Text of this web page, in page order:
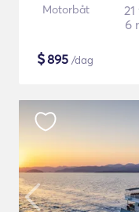
Motorbåt
6
$895 /dag